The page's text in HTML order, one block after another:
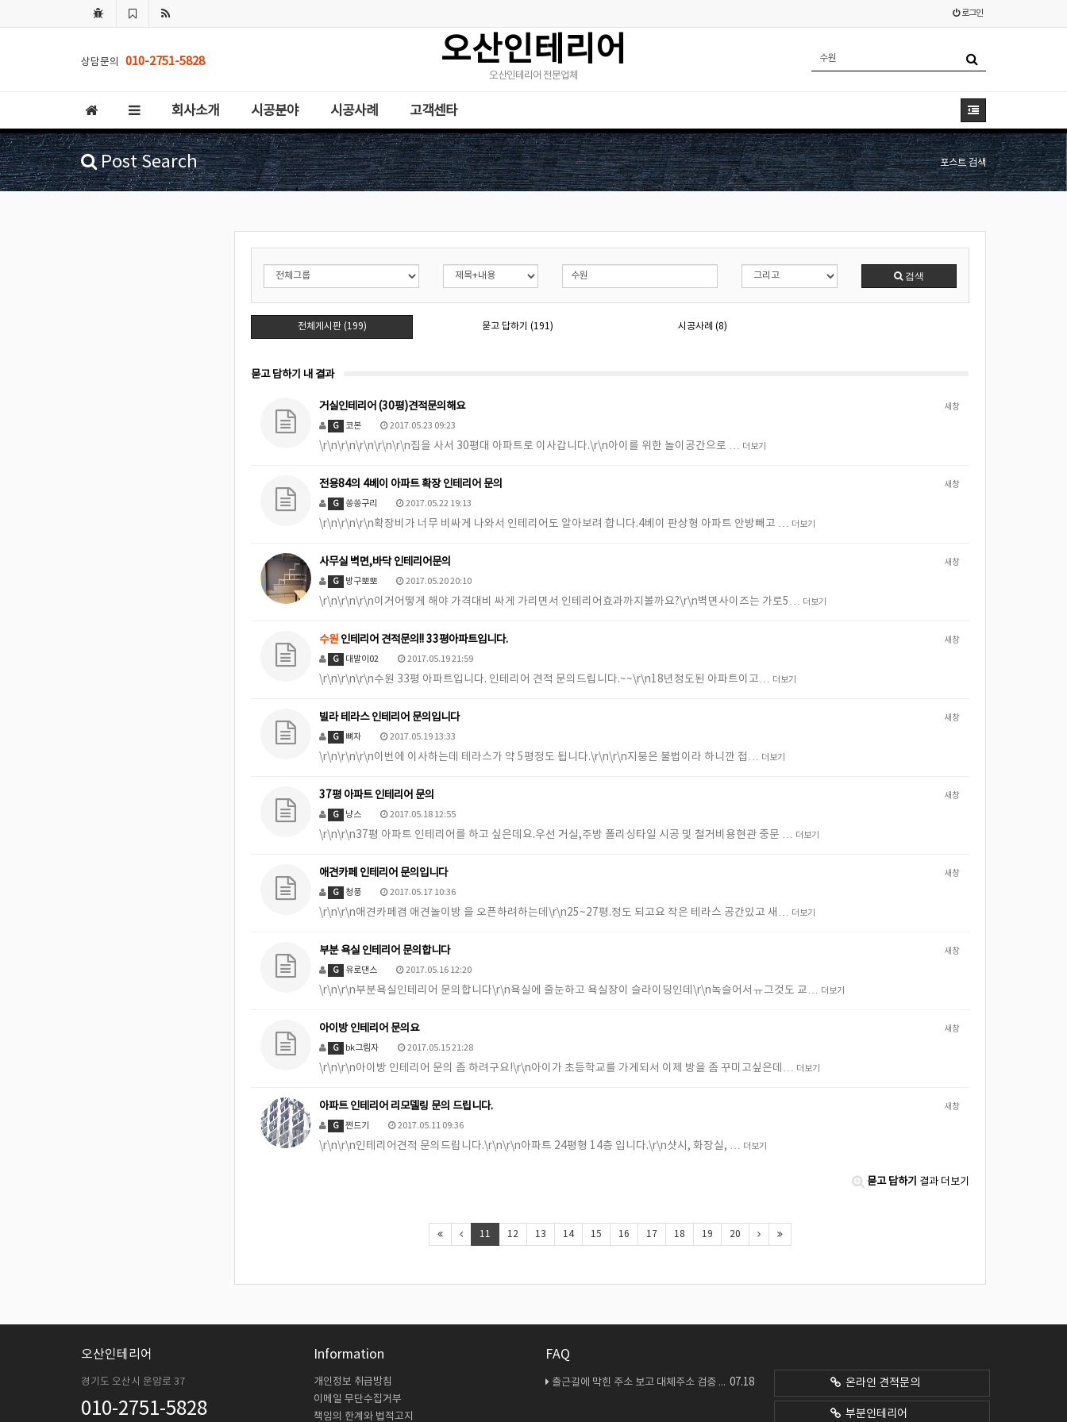
로그인
상담문의 010-2751-5828 오산인테리어
오산인테리어 전문업체
회사소개 시공분야 시공사례 고객센타
Post Search 포스트 검색
검색
전체게시판 (199) 묻고 답하기 (191) 시공사례 (8)
묻고 답하기 내 결과
새창
거실인테리어 (30평)견적문의해요
G 코본 2017.05.23 09:23
\r\n\r\n\r\n\r\n\r\n집을 사서 30평대 아파트로 이사갑니다.\r\n아이를 위한 놀이공간으로 … 더보기
새창
전용84의 4베이 아파트 확장 인테리어 문의
G 쏭쏭구리 2017.05.22 19:13
\r\n\r\n\r\n확장비가 너무 비싸게 나와서 인테리어도 알아보려 합니다.4베이 판상형 아파트 안방빼고 … 더보기
새창
사무실 벽면,바닥 인테리어문의
G 방구뽀뽀 2017.05.20 20:10
\r\n\r\n\r\n이거어떻게 해야 가격대비 싸게 가리면서 인테리어효과까지볼까요?\r\n벽면사이즈는 가로5… 더보기
새창
수원 인테리어 견적문의!! 33평아파트입니다.
G 대발이02 2017.05.19 21:59
\r\n\r\n\r\n수원 33평 아파트입니다. 인테리어 견적 문의드립니다.~~\r\n18년정도된 아파트이고… 더보기
새창
빌라 테라스 인테리어 문의입니다
G 뼈자 2017.05.19 13:33
\r\n\r\n\r\n이번에 이사하는데 테라스가 약 5평정도 됩니다.\r\n\r\n지붕은 불법이라 하니깐 접… 더보기
새창
37평 아파트 인테리어 문의
G 냥스 2017.05.18 12:55
\r\n\r\n37평 아파트 인테리어를 하고 싶은데요.우선 거실,주방 폴리싱타일 시공 및 철거비용현관 중문 … 더보기
새창
애견카페 인테리어 문의입니다
G 청풍 2017.05.17 10:36
\r\n\r\n애견카페겸 애견놀이방 을 오픈하려하는데\r\n25~27평.정도 되고요 작은 테라스 공간있고 새… 더보기
새창
부분 욕실 인테리어 문의합니다
G 유로댄스 2017.05.16 12:20
\r\n\r\n부분욕실인테리어 문의합니다\r\n욕실에 줄눈하고 욕실장이 슬라이딩인데\r\n녹슬어서ㅠ그것도 교… 더보기
새창
아이방 인테리어 문의요
G bk그림자 2017.05.15 21:28
\r\n\r\n아이방 인테리어 문의 좀 하려구요!\r\n아이가 초등학교를 가게되서 이제 방을 좀 꾸미고싶은데… 더보기
새창
아파트 인테리어 리모델링 문의 드립니다.
G 쩐드기 2017.05.11 09:36
\r\n\r\n인테리어견적 문의드립니다.\r\n\r\n아파트 24평형 14층 입니다.\r\n샷시, 화장실, … 더보기
묻고 답하기 결과 더보기
11 12 13 14 15 16 17 18 19 20
오산인테리어
경기도 오산시 운암로 37
010-2751-5828
Information
개인정보 취급방침
이메일 무단수집거부
책임의 한계와 법적고지
FAQ
07.18
출근길에 막힌 주소 보고 대체주소 검증 다시 해봤네요 온라인 견적문의
부분인테리어